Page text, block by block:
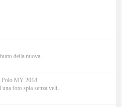
della nuova..
Polo MY 2018
foto spia senza veli,..